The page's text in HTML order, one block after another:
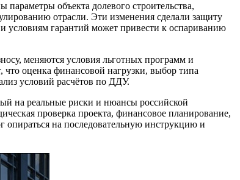
объекта долевого строительства,
отрасли. Эти изменения сделали защиту
условиям гарантий может привести к оспариванию
меняются условия льготных программ и
что оценка финансовой нагрузки, выбор типа
условий расчётов по ДДУ.
на реальные риски и нюансы российской
проверка проекта, финансовое планирование,
опираться на последовательную инструкцию и